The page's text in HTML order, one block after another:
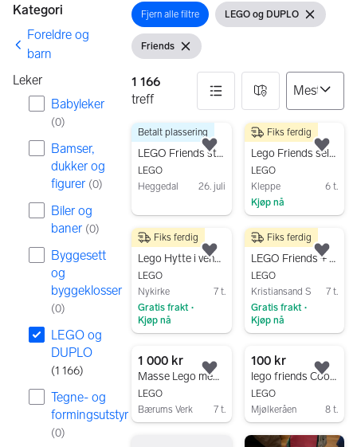
Filtre
Kategori
Foreldre og
barn
Leker
Babyleker
(0)
Bamser,
dukker og
figurer (0)
Biler og
baner (0)
Byggesett
og
byggeklosser
(0)
LEGO og
DUPLO
(1 166)
Tegne- og
formingsutstyr
(0)
Åpne filter
Fjern alle filtre Vis filter
LEGO og DUPLO Fjern filter
Vis filter
Friends Fjern filter
1 166
treff
1166 resultater
2 000 kr
LEGO Friends stor samling klosser og sett
LEGO
Heggedal
26. juli
Betalt plassering
Legg til som favoritt.
150 kr
Lego Friends selges
LEGO
Kleppe
6 t.
Kjøp nå
Fiks ferdig
450 kr
Lego Hytte i vennskapstreet 41703
LEGO
Nykirke
7 t.
Gratis frakt •
Kjøp nå
Fiks ferdig
Legg til som favoritt.
490 kr
LEGO Friends + Disney Princess/m Hefter (41142) (41387) (41305)
LEGO
Kristiansand S
7 t.
Gratis frakt •
Kjøp nå
Fiks ferdig
1 000 kr
Masse Lego med oppbevarings pose/matte
LEGO
Bærums Verk
7 t.
Legg til som favoritt.
100 kr
lego friends Cooking show
LEGO
Mjølkeråen
8 t.